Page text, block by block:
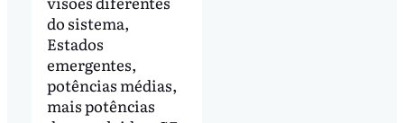
do sistema,
Estados
emergentes,
potências médias,
mais potências